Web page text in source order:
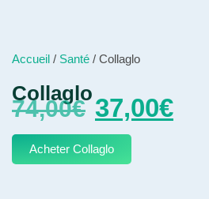
Accueil / Santé / Collaglo
Collaglo
74,00€ 37,00€
Acheter Collaglo